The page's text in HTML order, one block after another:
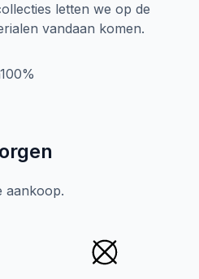
letten we op de
vandaan komen.
aankoop.